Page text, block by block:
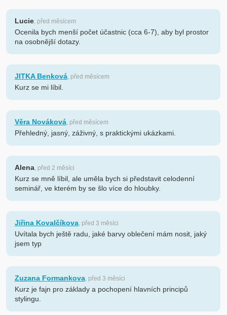
Lucie, před měsícem
Ocenila bych menší počet účastnic (cca 6-7), aby byl prostor
na osobnější dotazy.
JITKA Benková, před měsícem
Kurz se mi líbil.
Věra Nováková, před měsícem
Přehledný, jasný, záživný, s praktickými ukázkami.
Alena, před 2 měsíci
Kurz se mně líbil, ale uměla bych si představit celodenní
seminář, ve kterém by se šlo více do hloubky.
Jiřina Kovalčíkova, před 3 měsíci
Uvítala bych ještě radu, jaké barvy oblečení mám nosit, jaký
jsem typ
Zuzana Formankova, před 3 měsíci
Kurz je fajn pro základy a pochopení hlavních principů
stylingu.